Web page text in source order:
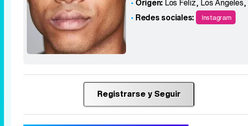
Origen: Los Feliz, Los Ángeles,
Redes sociales:
Instagram
Registrarse y Seguir